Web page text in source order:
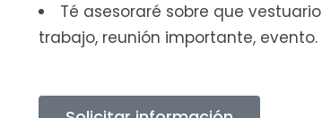
Té asesoraré sobre que
trabajo, reunión importante, evento.